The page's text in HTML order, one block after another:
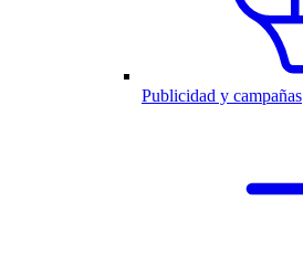
Publicidad y campañas